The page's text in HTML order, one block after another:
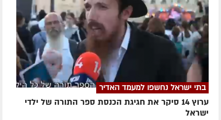
בתי ישראל נחשפו למעמד האדיר
ערוץ 14 סיקר את חגיגת הכנסת ספר התורה של ילדי
ישראל